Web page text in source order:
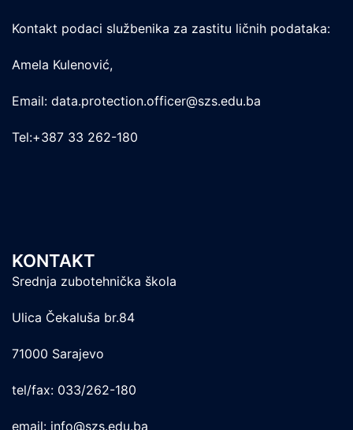
Kontakt podaci službenika za zastitu ličnih podataka:
Amela Kulenović,
Email: data.protection.officer@szs.edu.ba
Tel:+387 33 262-180
KONTAKT
Srednja zubotehnička škola
Ulica Čekaluša br.84
71000 Sarajevo
tel/fax: 033/262-180
email: info@szs.edu.ba